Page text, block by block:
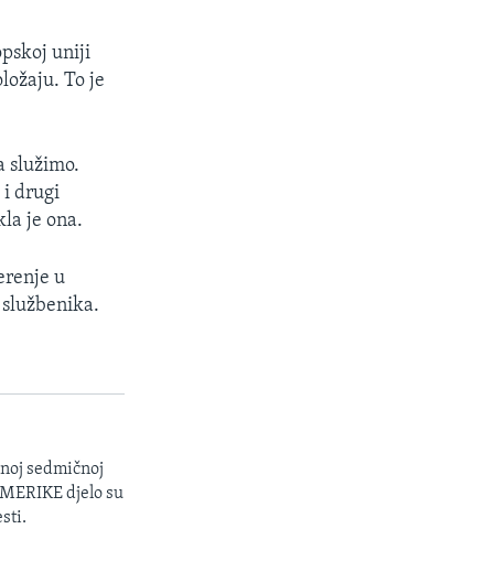
uniji
To je
služimo.
i drugi
je ona.
u
sedmičnoj
djelo su